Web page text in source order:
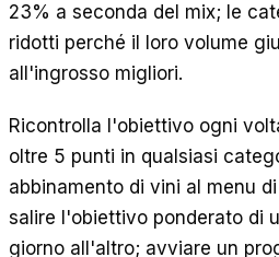
23% a seconda del mix; le
ridotti perché il loro volume
all'ingrosso migliori.
Ricontrolla l'obiettivo ogni
oltre 5 punti in qualsiasi
abbinamento di vini al menu
salire l'obiettivo ponderato di
giorno all'altro; avviare un